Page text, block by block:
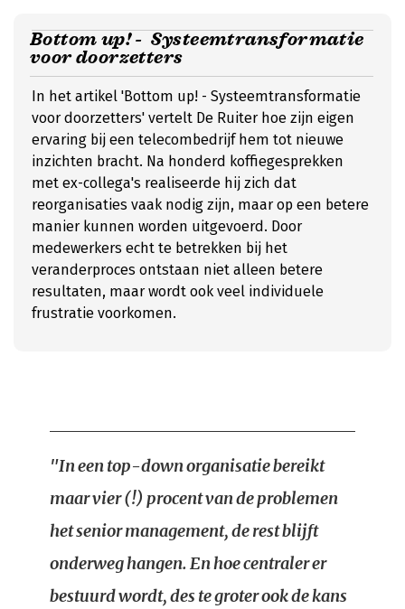
Bottom up! - Systeemtransformatie
voor doorzetters
In het artikel 'Bottom up! - Systeemtransformatie
voor doorzetters' vertelt De Ruiter hoe zijn eigen
ervaring bij een telecombedrijf hem tot nieuwe
inzichten bracht. Na honderd koffiegesprekken
met ex-collega's realiseerde hij zich dat
reorganisaties vaak nodig zijn, maar op een betere
manier kunnen worden uitgevoerd. Door
medewerkers echt te betrekken bij het
veranderproces ontstaan niet alleen betere
resultaten, maar wordt ook veel individuele
frustratie voorkomen.
"In een top-down organisatie bereikt
maar vier (!) procent van de problemen
het senior management, de rest blijft
onderweg hangen. En hoe centraler er
bestuurd wordt, des te groter ook de kans